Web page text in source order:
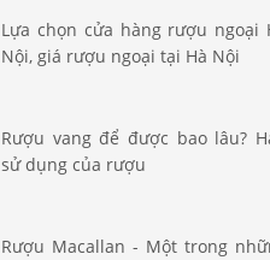
Lựa chọn cửa hàng rượu ngoại
Nội, giá rượu ngoại tại Hà Nội
Rượu vang để được bao lâu?
sử dụng của rượu
Rượu Macallan - Một trong